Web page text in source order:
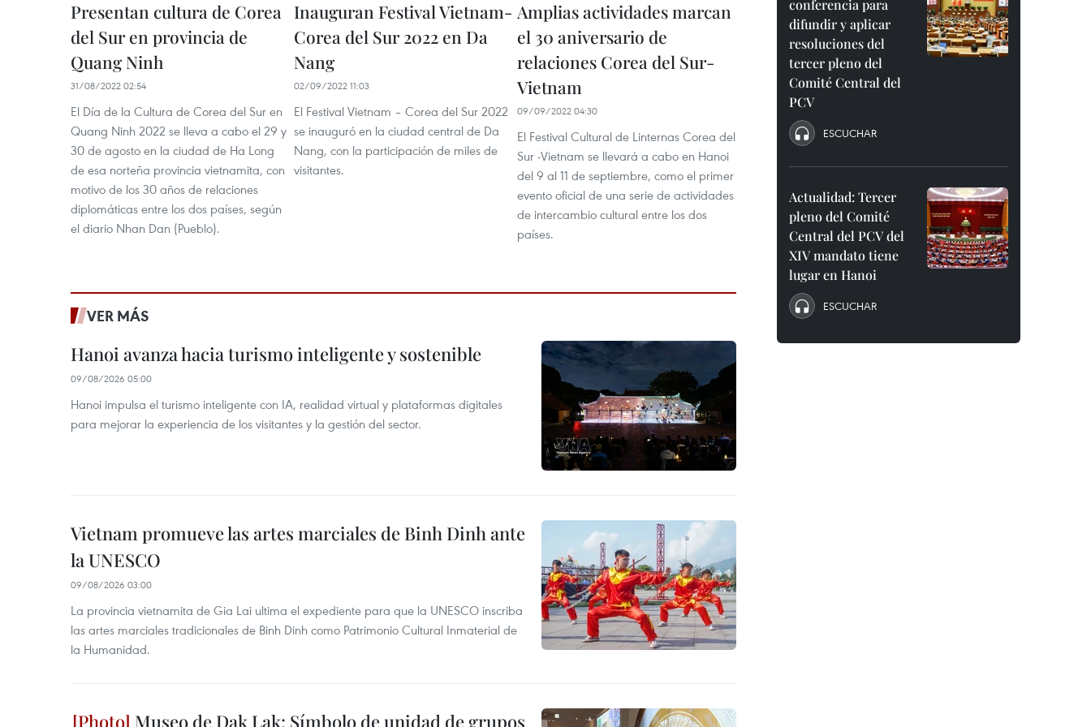
Presentan cultura de Corea
del Sur en provincia de
Quang Ninh
31/08/2022 02:54
El Día de la Cultura de Corea del Sur en
Quang Ninh 2022 se lleva a cabo el 29 y
30 de agosto en la ciudad de Ha Long
de esa norteña provincia vietnamita, con
motivo de los 30 años de relaciones
diplomáticas entre los dos países, según
el diario Nhan Dan (Pueblo).
Inauguran Festival Vietnam-
Corea del Sur 2022 en Da
Nang
02/09/2022 11:03
El Festival Vietnam – Corea del Sur 2022
se inauguró en la ciudad central de Da
Nang, con la participación de miles de
visitantes.
Amplias actividades marcan
el 30 aniversario de
relaciones Corea del Sur-
Vietnam
09/09/2022 04:30
El Festival Cultural de Linternas Corea del
Sur -Vietnam se llevará a cabo en Hanoi
del 9 al 11 de septiembre, como el primer
evento oficial de una serie de actividades
de intercambio cultural entre los dos
países.
VER MÁS
Hanoi avanza hacia turismo inteligente y sostenible
09/08/2026 05:00
Hanoi impulsa el turismo inteligente con IA, realidad virtual y plataformas digitales
para mejorar la experiencia de los visitantes y la gestión del sector.
Vietnam promueve las artes marciales de Binh Dinh ante
la UNESCO
09/08/2026 03:00
La provincia vietnamita de Gia Lai ultima el expediente para que la UNESCO inscriba
las artes marciales tradicionales de Binh Dinh como Patrimonio Cultural Inmaterial de
la Humanidad.
Museo de Dak Lak: Símbolo de unidad de grupos
conferencia para
difundir y aplicar
resoluciones del
tercer pleno del
Comité Central del
PCV
ESCUCHAR
Actualidad: Tercer
pleno del Comité
Central del PCV del
XIV mandato tiene
lugar en Hanoi
ESCUCHAR